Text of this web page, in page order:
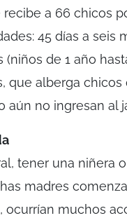
a 66 chicos
45 días a seis
(niños de 1 año
que alberga
aún no ingresan al
tener una niñera
madres
ocurrían muchos